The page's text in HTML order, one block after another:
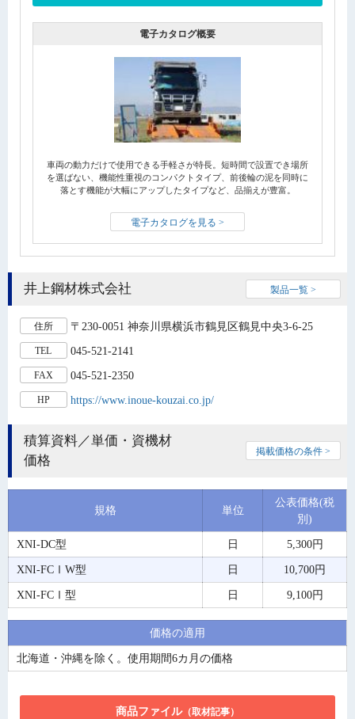
電子カタログ概要
車両の動力だけで使用できる手軽さが特長。短時間で設置でき場所
を選ばない、機能性重視のコンパクトタイプ、前後輪の泥を同時に
落とす機能が大幅にアップしたタイプなど、品揃えが豊富。
電子カタログを見る >
井上鋼材株式会社 製品一覧 >
住所 〒230-0051 神奈川県横浜市鶴見区鶴見中央3-6-25
TEL 045-521-2141
FAX 045-521-2350
HP https://www.inoue-kouzai.co.jp/
積算資料／単価・資機材
価格
掲載価格の条件 >
規格 単位
公表価格(税
別)
XNI-DC型
日
5,300円
XNI-FCⅠW型
日
10,700円
XNI-FCⅠ型
日 9,100円
価格の適用
北海道・沖縄を除く。使用期間6カ月の価格
商品ファイル（取材記事）